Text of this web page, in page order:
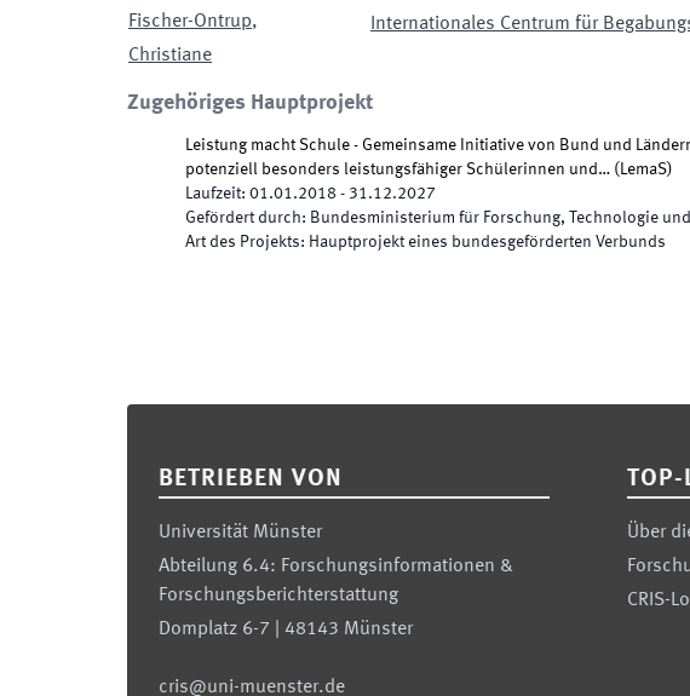
Fischer-Ontrup,
Christiane
Internationales Centrum für
Zugehöriges Hauptprojekt
Leistung macht Schule - Gemeinsame Initiative von Bund und
potenziell besonders leistungsfähiger Schülerinnen und… ( LemaS)
Laufzeit: 01.01.2018 - 31.12.2027
Gefördert durch: Bundesministerium für Forschung, Technologie
Art des Projekts: Hauptprojekt eines bundesgeförderten Verbunds
BETRIEBEN VON
Universität Münster
Abteilung 6.4: Forschungsinformationen &
Forschungsberichterstattung
Domplatz 6-7 | 48143 Münster
cris@uni-muenster.de
Über
CRIS-